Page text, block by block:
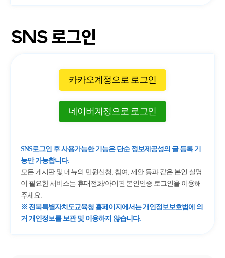
SNS 로그인
카카오계정으로 로그인
네이버계정으로 로그인
SNS로그인 후 사용가능한 기능은 단순 정보제공성의 글 등록 기
능만 가능합니다.
모든 게시판 및 메뉴의 민원신청, 참여, 제안 등과 같은 본인 실명
이 필요한 서비스는 휴대전화/아이핀 본인인증 로그인을 이용해
주세요.
※ 전북특별자치도교육청 홈페이지에서는 개인정보보호법에 의
거 개인정보를 보관 및 이용하지 않습니다.